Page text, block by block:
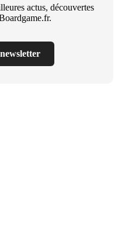
actus, découvertes